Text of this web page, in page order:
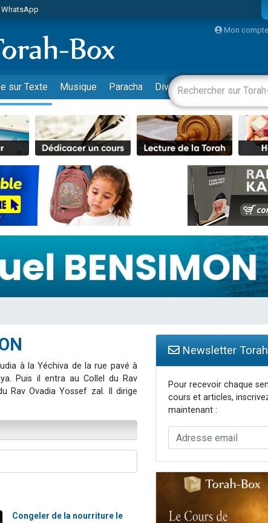
WhatsApp
5 jours de vacances aux Orphelins
Diane, 80 ans, dans un appartement insalubre
Sauvez la jambe de Yohan
sur Zoom
WhatsApp
n°104 : Le Chabbath et le Birkat Hamazone à travers le temps
sur Zoom
Mon compte
sur Texte Musique Paracha Divertissements Livres
à la Yéchiva de la rue pavé à
Puis il entra au Collel du Rav
Rav Ovadia Yossef zal. Il dirige
Congeler de la nourriture le
Newsletter
Pour recevoir chaque
cours et articles,
maintenant :